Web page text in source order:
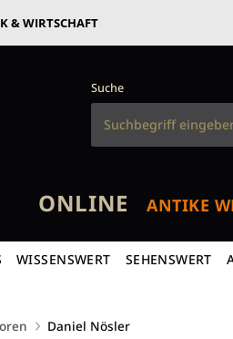
& WIRTSCHAFT
Suche
ONLINE ANTIKE
WISSENSWERT SEHENSWERT
Daniel Nösler